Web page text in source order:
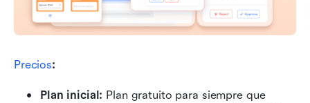
Precios:
Plan inicial: Plan gratuito para siempre que